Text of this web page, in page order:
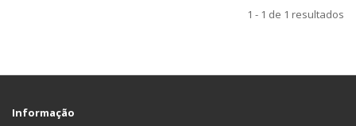
1 - 1 de 1 resultados
Informação